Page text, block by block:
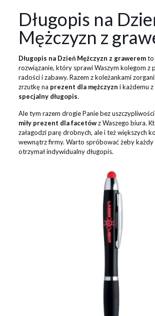
Długopis na
Mężczyzn z
Długopis na Dzień Mężczyzn z graweremto
rozwiązanie, który sprawi Waszym kolegom z
radości i zabawy. Razem z koleżankami
zrzutkę na prezent dla mężczyzn i każdemu
specjalny długopis.
Ale tym razem drogie Panie bez
miły prezent dla facetówz Waszego biura.
załagodzi parę drobnych, ale i też większych
wewnątrz firmy. Warto spróbować żeby każdy
otrzymał indywidualny długopis.